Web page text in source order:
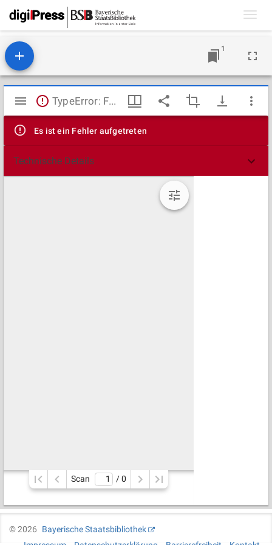
1
Mirador
Viewer
TypeError: Failed to fetch
Es ist ein Fehler aufgetreten
Technische Details
Scan / 0
©2026
Bayerische Staatsbibliothek